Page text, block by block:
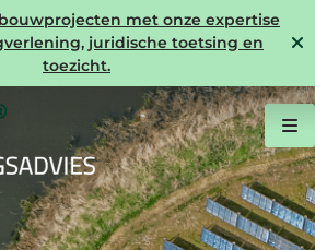
met onze expertise
juridische toetsing en
toezicht.